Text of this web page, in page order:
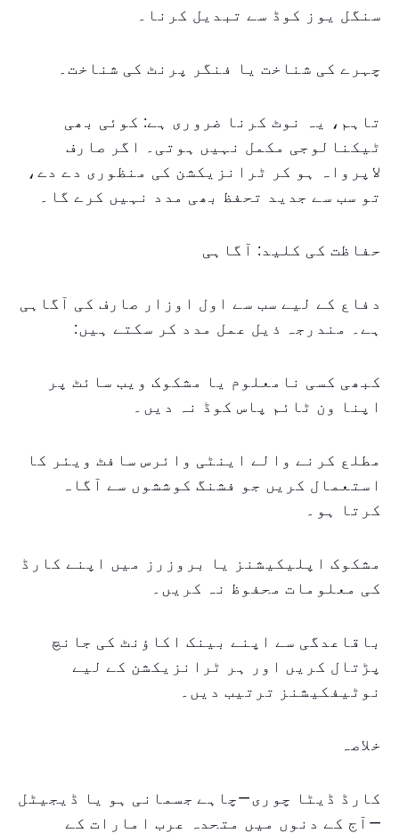
سنگل یوز کوڈ سے تبدیل کرنا۔
چہرے کی شناخت یا فنگر پرنٹ کی شناخت۔
تاہم، یہ نوٹ کرنا ضروری ہے: کوئی بھی
ٹیکنالوجی مکمل نہیں ہوتی۔ اگر صارف
لاپرواہ ہو کر ٹرانزیکشن کی منظوری دے دے،
تو سب سے جدید تحفظ بھی مدد نہیں کرے گا۔
حفاظت کی کلید: آگاہی
دفاع کے لیے سب سے اول اوزار صارف کی آگاہی
ہے۔ مندرجہ ذیل عمل مدد کر سکتے ہیں:
کبھی کسی نامعلوم یا مشکوک ویب سائٹ پر
اپنا ون ٹائم پاس کوڈ نہ دیں۔
مطلع کرنے والے اینٹی وائرس سافٹ ویئر کا
استعمال کریں جو فشنگ کوششوں سے آگاہ
کرتا ہو۔
مشکوک اپلیکیشنز یا بروزرز میں اپنے کارڈ
کی معلومات محفوظ نہ کریں۔
باقاعدگی سے اپنے بینک اکاؤنٹ کی جانچ
پڑتال کریں اور ہر ٹرانزیکشن کے لیے
نوٹیفکیشنز ترتیب دیں۔
خلاصہ
کارڈ ڈیٹا چوری—چاہے جسمانی ہو یا ڈیجیٹل
—آج کے دنوں میں متحدہ عرب امارات کے